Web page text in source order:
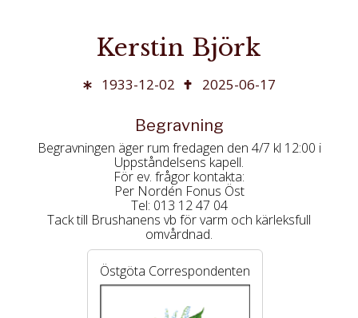
Kerstin Björk
1933-12-02 2025-06-17
Begravning
Begravningen äger rum fredagen den 4/7 kl 12:00 i
Uppståndelsens kapell.
För ev. frågor kontakta:
Per Nordén Fonus Öst
Tel: 013 12 47 04
Tack till Brushanens vb för varm och kärleksfull
omvårdnad.
Östgöta Correspondenten